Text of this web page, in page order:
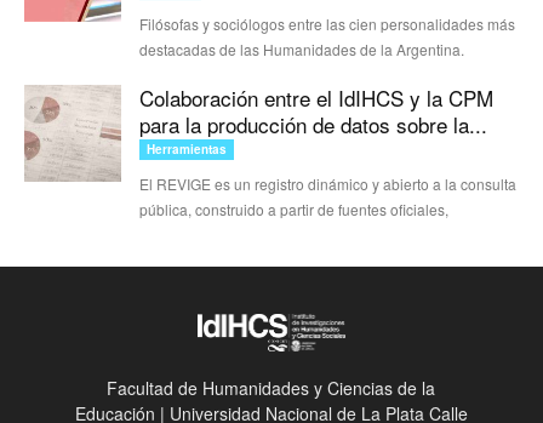
Filósofas y sociólogos entre las cien personalidades más
destacadas de las Humanidades de la Argentina.
Colaboración entre el IdIHCS y la CPM
para la producción de datos sobre la...
Herramientas
El REVIGE es un registro dinámico y abierto a la consulta
pública, construido a partir de fuentes oficiales,
Facultad de Humanidades y Ciencias de la
Educación | Universidad Nacional de La Plata Calle